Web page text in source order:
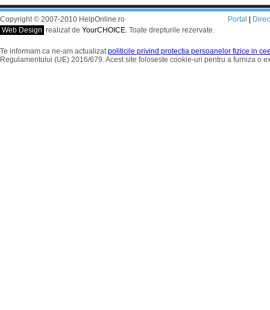
Copyright © 2007-2010 HelpOnline.ro
Web Design realizat de YourCHOICE. Toate drepturile rezervate.
Portal
Te informam ca ne-am actualizatpoliticile privind protectia persoanelor fizice in
Regulamentului (UE) 2016/679. Acest site foloseste cookie-uri pentru a furniza o